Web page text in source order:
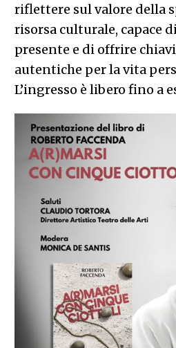
riflettere sul valore della
risorsa culturale, capace
presente e di offrire
autentiche per la vita
L’ingresso è libero fino a